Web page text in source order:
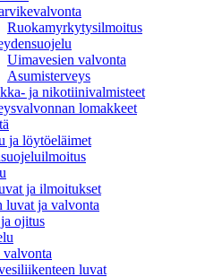
Ruokamyrkytysilmoitus
Uimavesien valvonta
Asumisterveys
ja nikotiinivalmisteet
lomakkeet
ja löytöeläimet
ja ilmoitukset
luvat ja valvonta
ojitus
valvonta
luvat